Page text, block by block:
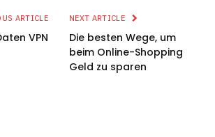
ARTICLE
VPN
NEXT ARTICLE
Die besten Wege, um
beim Online-Shopping
Geld zu sparen